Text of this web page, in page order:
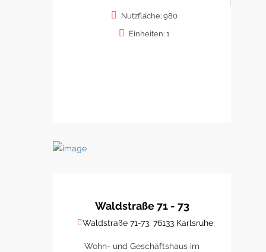
Nutzfläche: 980
Einheiten: 1
Waldstraße 71 - 73
Waldstraße 71-73, 76133 Karlsruhe
Wohn- und Geschäftshaus im